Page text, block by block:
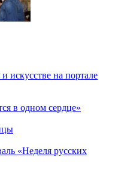
искусстве на портале
в одном сердце»
«Неделя русских